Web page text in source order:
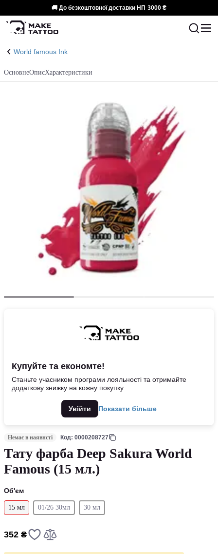
🚚 До безкоштовної доставки НП 3000 ₴
World famous Ink
ОсновнеОписХарактеристики
Купуйте та економте!
Станьте учасником програми лояльності та отримайте
додаткову знижку на кожну покупку
Увійти Показати більше
Немає в наявнсті Код: 0000208727
Тату фарба Deep Sakura World
Famous (15 мл.)
Об'єм
15 мл 01/26 30мл 30 мл
352 ₴